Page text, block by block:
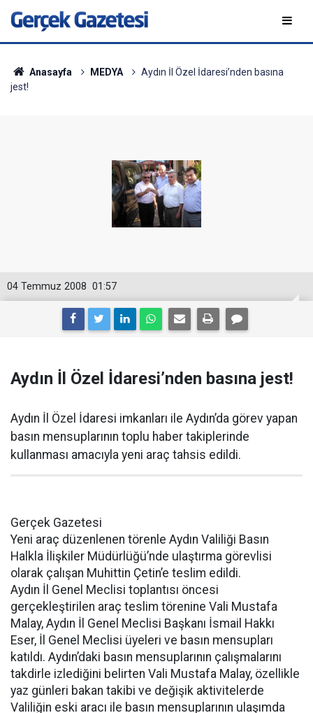
Anasayfa MEDYA
Aydın İl Özel İdaresi’nden basına
jest!
01:57
04 Temmuz 2008
Aydın İl Özel İdaresi’nden basına jest!
Aydın İl Özel İdaresi imkanları ile Aydın’da görev yapan
basın mensuplarının toplu haber takiplerinde
kullanması amacıyla yeni araç tahsis edildi.
Gerçek Gazetesi
Yeni araç düzenlenen törenle Aydın Valiliği Basın
Halkla İlişkiler Müdürlüğü’nde ulaştırma görevlisi
olarak çalışan Muhittin Çetin’e teslim edildi.
Aydın İl Genel Meclisi toplantısı öncesi
gerçekleştirilen araç teslim törenine Vali Mustafa
Malay, Aydın İl Genel Meclisi Başkanı İsmail Hakkı
Eser, İl Genel Meclisi üyeleri ve basın mensupları
katıldı. Aydın’daki basın mensuplarının çalışmalarını
takdirle izlediğini belirten Vali Mustafa Malay, özellikle
yaz günleri bakan takibi ve değişik aktivitelerde
Valiliğin eski aracı ile basın mensuplarının ulaşımda